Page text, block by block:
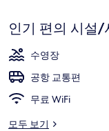
기
인기 편의 시설/
수영장
공항 교통편
무료 WiFi
모두 보기